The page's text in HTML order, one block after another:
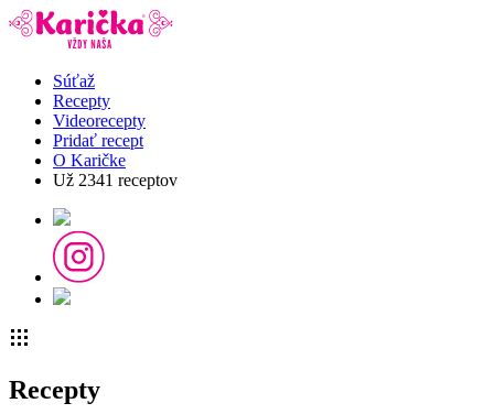
Súťaž
Recepty
Videorecepty
Pridať recept
O Karičke
Už 2341 receptov
Recepty